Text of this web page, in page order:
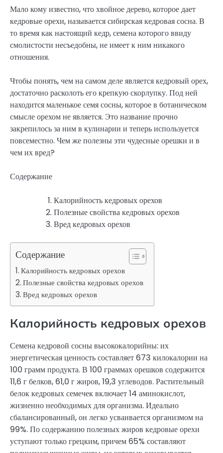
Мало кому известно, что хвойное дерево, которое дает
кедровые орехи, называется сибирская кедровая сосна. В
то время как настоящий кедр, семена которого ввиду
смолистости несъедобны, не имеет к ним никакого
отношения.
Чтобы понять, чем на самом деле является кедровый орех,
достаточно расколоть его крепкую скорлупку. Под ней
находится маленькое семя сосны, которое в ботаническом
смысле орехом не является. Это название прочно
закрепилось за ним в кулинарии и теперь используется
повсеместно. Чем же полезны эти чудесные орешки и в
чем их вред?
Содержание
Калорийность кедровых орехов
Полезные свойства кедровых орехов
Вред кедровых орехов
Содержание
Калорийность кедровых орехов
Полезные свойства кедровых орехов
Вред кедровых орехов
Калорийность кедровых орехов
Семена кедровой сосны высококалорийны: их
энергетическая ценность составляет 673 килокалории на
100 грамм продукта. В 100 граммах орешков содержится
11,6 г белков, 61,0 г жиров, 19,3 углеводов. Растительный
белок кедровых семечек включает 14 аминокислот,
жизненно необходимых для организма. Идеально
сбалансированный, он легко усваивается организмом на
99%. По содержанию полезных жиров кедровые орехи
уступают только грецким, причем 65% составляют